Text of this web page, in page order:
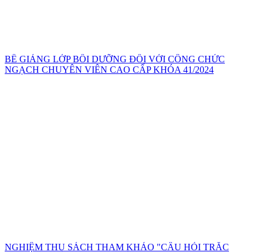
BẾ GIẢNG LỚP BỒI DƯỠNG ĐỐI VỚI CÔNG CHỨC
NGẠCH CHUYÊN VIÊN CAO CẤP KHÓA 41/2024
NGHIỆM THU SÁCH THAM KHẢO "CÂU HỎI TRẮC